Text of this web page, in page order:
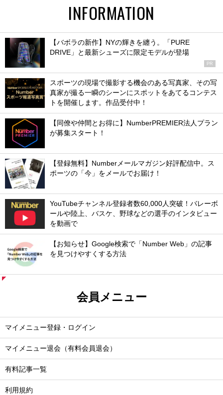
INFORMATION
【バボラの新作】NYの輝きを纏う。「PURE
DRIVE」と最新シューズに限定モデルが登場
PR
スポーツの現場で撮影する機会のある写真家、その写
真家が撮る一瞬のシーンにスポットをあてるコンテス
トを開催します。作品受付中！
【同僚や仲間とお得に】NumberPREMIER法人プラン
が募集スタート！
【登録無料】Numberメールマガジン好評配信中。ス
ポーツの「今」をメールでお届け！
YouTubeチャンネル登録者数60,000人突破！バレーボ
ールや陸上、バスケ、野球などの選手のインタビュー
を動画で
【お知らせ】Google検索で「Number Web」の記事
を見つけやすくする方法
会員メニュー
マイメニュー登録・ログイン
マイメニュー退会（有料会員退会）
有料記事一覧
利用規約